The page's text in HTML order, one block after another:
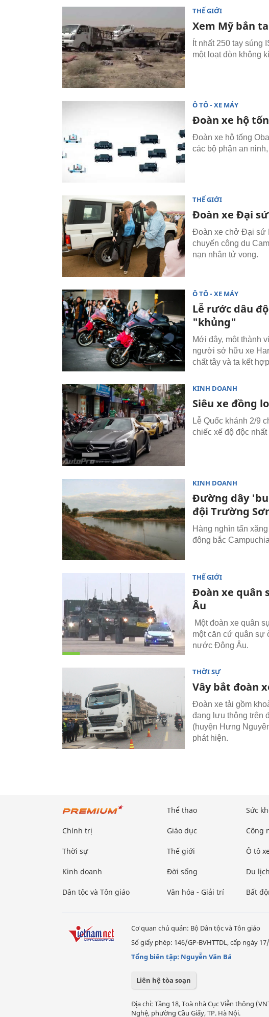
THẾ GIỚI
Xem Mỹ bắn
Ít nhất 250 tay súng
một loạt đòn không
Ô TÔ - XE MÁY
Đoàn xe hộ
Đoàn xe hộ tống
các bộ phận an
THẾ GIỚI
Đoàn xe Đại
Đoàn xe chở Đại sứ
chuyến công du
nạn nhân tử vong.
Ô TÔ - XE MÁY
Lễ rước dâu
"khủng"
Mới đây, một thành
người sở hữu xe
chất tây và ta kết
KINH DOANH
Siêu xe đồng
Lễ Quốc khánh 2/9
chiếc xế độ độc
KINH DOANH
Đường dây
đội Trường
Hàng nghìn tấn
đông bắc
THẾ GIỚI
Đoàn xe quân
Âu
Một đoàn xe quân
một căn cứ quân sự
nước Đông Âu.
THỜI SỰ
Vây bắt đoàn
Đoàn xe tải gồm
đang lưu thông trên
(huyện Hưng
phát hiện.
Chính trị
Thời sự
Kinh doanh
Dân tộc và Tôn giáo
Thể thao
Giáo dục
Thế giới
Đời sống
Văn hóa - Giải trí
Sức
Công
Ô tô
Du lịch
Bất
Cơ quan chủ quản: Bộ Dân tộc và Tôn giáo
Số giấy phép: 146/GP-BVHTTDL, cấp ngày
Tổng biên tập: Nguyễn Văn Bá
Liên hệ tòa soạn
Địa chỉ: Tầng 18, Toà nhà Cục Viễn thông
Nghệ, phường Cầu Giấy, TP. Hà Nội.